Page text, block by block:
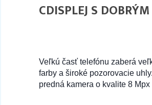
CDISPLEJ S
Veľkú časť telefónu zaberá
farby a široké pozorovacie
predná kamera o kvalite 8